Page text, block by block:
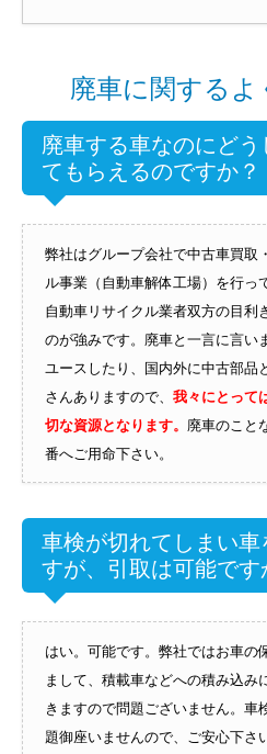
廃車に関する
廃車する車なのにど
てもらえるのですか？
弊社はグループ会社で中古車買取
ル事業（自動車解体工場）を行っ
自動車リサイクル業者双方の目利
のが強みです。廃車と一言に言い
ユースしたり、国内外に中古部品
さんありますので、 我々にとって
切な資源となります。 廃車のこと
番へご用命下さい。
車検が切れてしまい
すが、引取は可能です
はい。可能です。弊社ではお車の
まして、積載車などへの積み込み
きますので問題ございません。車
題御座いませんので、ご安心下さい